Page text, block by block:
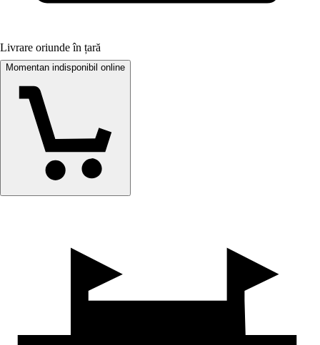
Livrare oriunde în țară
Momentan indisponibil online